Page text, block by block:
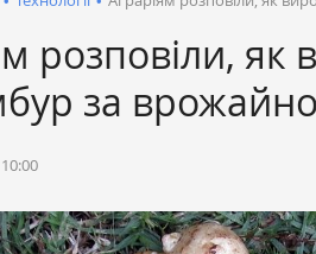
розповіли, як
за